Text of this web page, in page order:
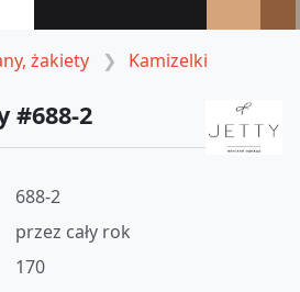
żakiety Kamizelki
#688-2
688-2
przez cały rok
170